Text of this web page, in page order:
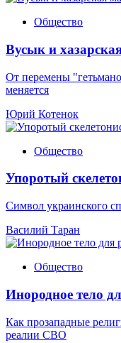
Общество
Вусык и
От перемены
меняется
Юрий Котенок
Общество
Упоротый
Символ украинского
Василий Таран
Общество
Инородное тело
Как прозападные
реалии СВО